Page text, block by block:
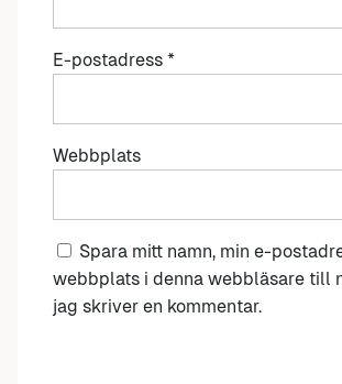
E-postadress *
Webbplats
Spara mitt namn, min e-
webbplats i denna webbläsare till
jag skriver en kommentar.